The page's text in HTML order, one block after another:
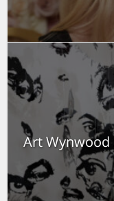
Art Wynwood